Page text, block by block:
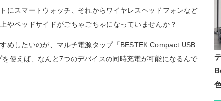
にスマートウォッチ、それからワイヤレスヘッドフォンなど
やベッドサイドがごちゃごちゃになっていませんか？
めしたいのが、マルチ電源タップ「BESTEK Compact USB
使えば、なんと7つのデバイスの同時充電が可能になるんで